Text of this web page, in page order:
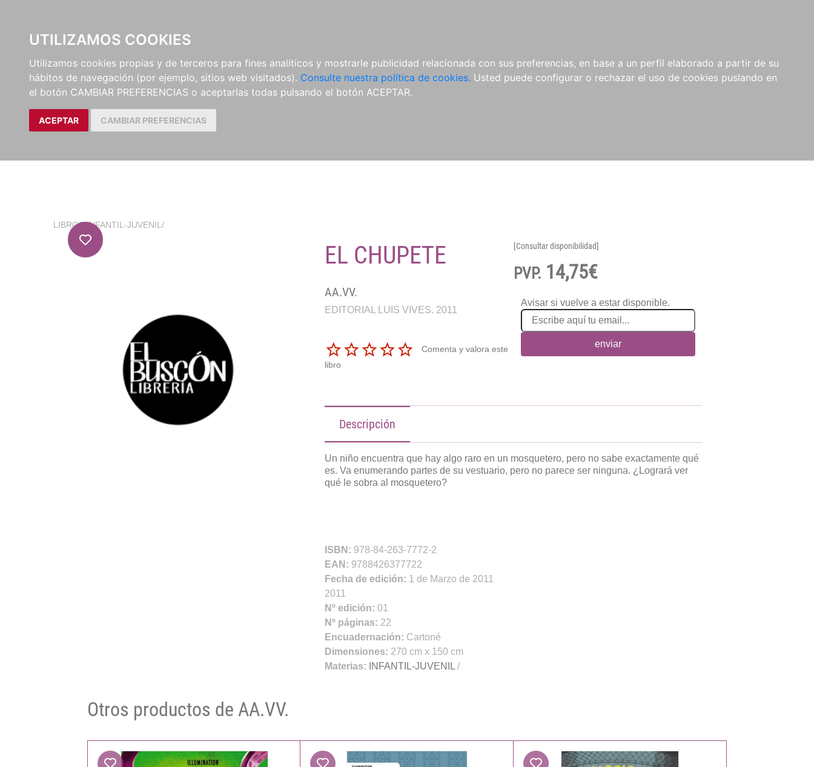
UTILIZAMOS COOKIES
Utilizamos cookies propias y de terceros para fines analíticos y mostrarle publicidad relacionada con sus preferencias, en base a un perfil elaborado a partir de su
hábitos de navegación (por ejemplo, sitios web visitados). Consulte nuestra política de cookies. Usted puede configurar o rechazar el uso de cookies puslando en
el botón CAMBIAR PREFERENCIAS o aceptarlas todas pulsando el botón ACEPTAR.
ACEPTAR CAMBIAR PREFERENCIAS
LIBROS/INFANTIL-JUVENIL /
EL CHUPETE
AA.VV.
EDITORIAL LUIS VIVES. 2011
Comenta y valora este
libro
[Consultar disponibilidad]
PVP. 14,75€
Avisar si vuelve a estar disponible.
enviar
Descripción
Un niño encuentra que hay algo raro en un mosquetero, pero no sabe exactamente qué
es. Va enumerando partes de su vestuario, pero no parece ser ninguna. ¿Logrará ver
qué le sobra al mosquetero?
ISBN: 978-84-263-7772-2
EAN: 9788426377722
Fecha de edición: 1 de Marzo de 2011
2011
Nº edición: 01
Nº páginas: 22
Encuadernación: Cartoné
Dimensiones: 270 cm x 150 cm
Materias:
INFANTIL-JUVENIL/
Otros productos de AA.VV.